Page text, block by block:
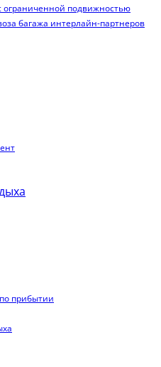
подвижностью
багажа интерлайн-партнеров
прибытии